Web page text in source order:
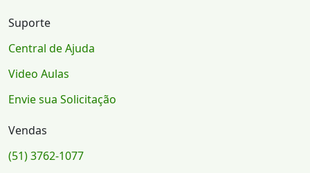
Suporte
Central de Ajuda
Video Aulas
Envie sua Solicitação
Vendas
(51) 3762-1077